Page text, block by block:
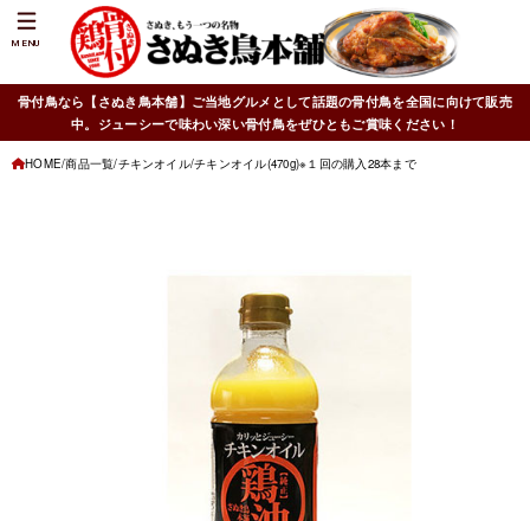
MENU
骨付鳥なら【さぬき鳥本舗】ご当地グルメとして話題の骨付鳥を全国に向けて販売
中。ジューシーで味わい深い骨付鳥をぜひともご賞味ください！
HOME 商品一覧 チキンオイル チキンオイル(470g)※１回の購入28本まで